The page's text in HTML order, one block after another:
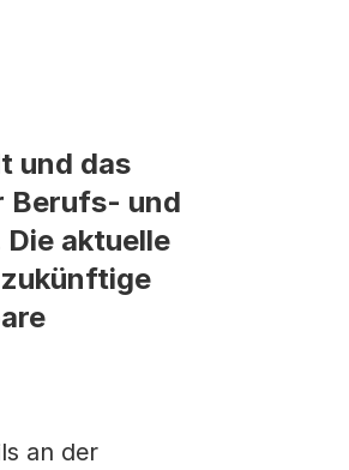
und das
Berufs- und
aktuelle
an der